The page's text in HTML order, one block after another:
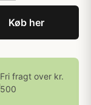
Køb her
Fri fragt over kr.
500